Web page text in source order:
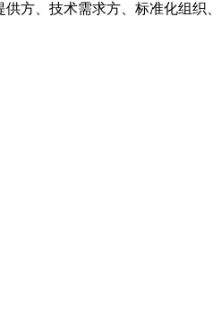
方、技术需求方、标准化组织